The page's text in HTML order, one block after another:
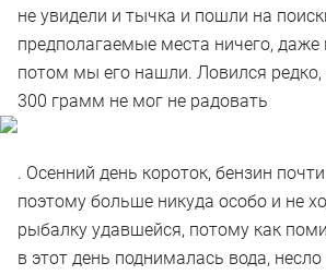
не увидели и тычка и пошли на
предполагаемые места ничего,
потом мы его нашли. Ловился
300 грамм не мог не радовать
. Осенний день короток, бензин
поэтому больше никуда особо и не
рыбалку удавшейся, потому как
в этот день поднималась вода,